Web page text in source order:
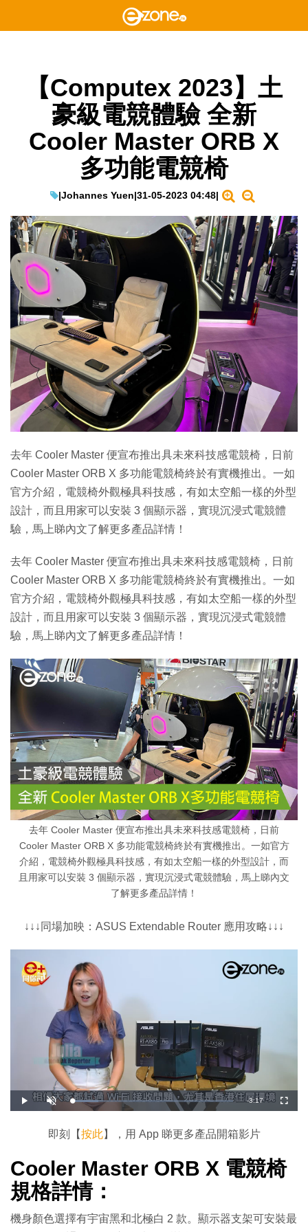
【Computex 2023】土
豪級電競體驗 全新
Cooler Master ORB X
多功能電競椅
|Johannes Yuen|31-05-2023 04:48|
去年 Cooler Master 便宣布推出具未來科技感電競椅，日前
Cooler Master ORB X 多功能電競椅終於有實機推出。一如
官方介紹，電競椅外觀極具科技感，有如太空船一樣的外型
設計，而且用家可以安裝 3 個顯示器，實現沉浸式電競體
驗，馬上睇內文了解更多產品詳情！
去年 Cooler Master 便宣布推出具未來科技感電競椅，日前
Cooler Master ORB X 多功能電競椅終於有實機推出。一如
官方介紹，電競椅外觀極具科技感，有如太空船一樣的外型
設計，而且用家可以安裝 3 個顯示器，實現沉浸式電競體
驗，馬上睇內文了解更多產品詳情！
去年 Cooler Master 便宣布推出具未來科技感電競椅，日前
Cooler Master ORB X 多功能電競椅終於有實機推出。一如官方
介紹，電競椅外觀極具科技感，有如太空船一樣的外型設計，而
且用家可以安裝 3 個顯示器，實現沉浸式電競體驗，馬上睇內文
了解更多產品詳情！
↓↓↓同場加映：ASUS Extendable Router 應用攻略↓↓↓
播
放
開
啟
載
入
:
1
5
%
剩
時
間
-3:17
全
螢
即刻【按此】，用 App 睇更多產品開箱影片
Cooler Master ORB X 電競椅
規格詳情：
機身顏色選擇有宇宙黑和北極白 2 款。顯示器支架可安裝最